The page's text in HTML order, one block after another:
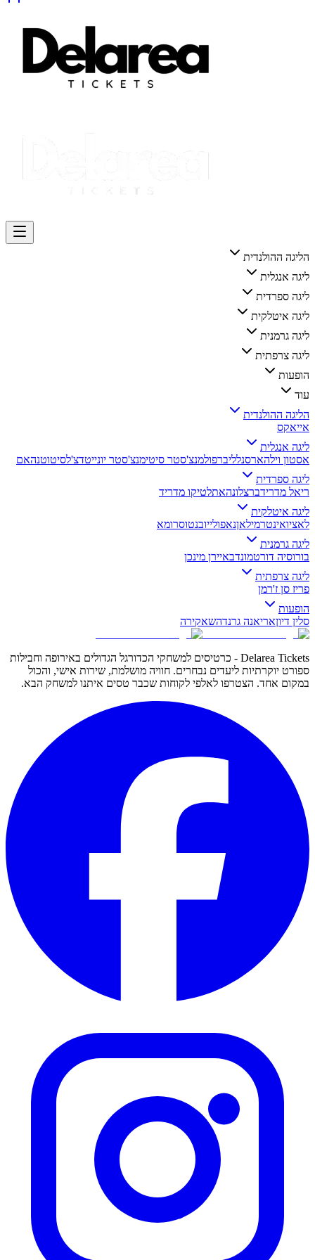
הליגה ההולנדית
ליגה אנגלית
ליגה ספרדית
ליגה איטלקית
ליגה גרמנית
ליגה צרפתית
הופעות
עוד
הליגה ההולנדית
אייאקס
ליגה אנגלית
אסטון וילהארסנלליברפולמנצ'סטר סיטימנצ'סטר יונייטדצ'לסיטוטנהאם
ליגה ספרדית
ריאל מדרידברצלונהאתלטיקו מדריד
ליגה איטלקית
לאציואינטרמילאןנאפולייובנטוסרומא
ליגה גרמנית
בורוסיה דורטמונדבאיירן מינכן
ליגה צרפתית
פריז סן ז'רמן
הופעות
סלין דיוןאריאנה גרנדהשאקירה
Delarea Tickets - כרטיסים למשחקי הכדורגל הגדולים באירופה וחבילות
ספורט יוקרתיות ליעדים נבחרים. חוויה מושלמת, שירות אישי, והכול
במקום אחד. הצטרפו לאלפי לקוחות שכבר טסים איתנו למשחק הבא.